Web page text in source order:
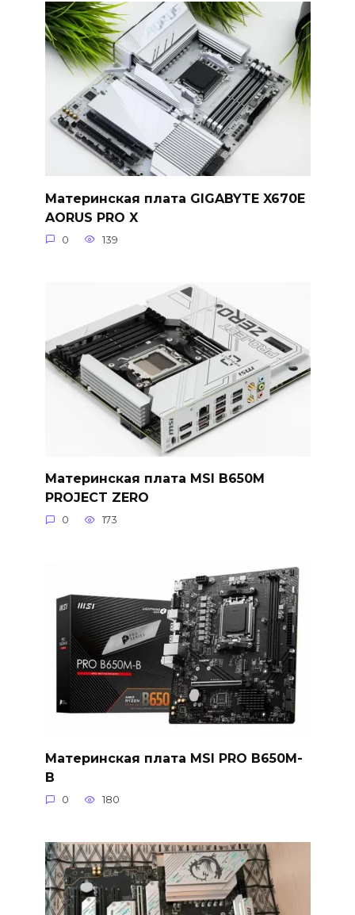
Материнская плата GIGABYTE X670E
AORUS PRO X
0 139
Материнская плата MSI B650M
PROJECT ZERO
0 173
Материнская плата MSI PRO B650M-
B
0 180